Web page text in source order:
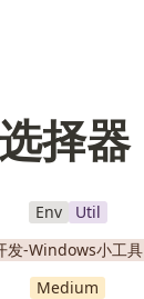
择器
Env
Util
发-Windows小工具
Medium